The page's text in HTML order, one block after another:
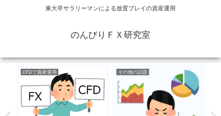
東大卒サラリーマンによる放置プレイの資産運用
のんびりＦＸ研究室
CFDで資産運用 その他の話題